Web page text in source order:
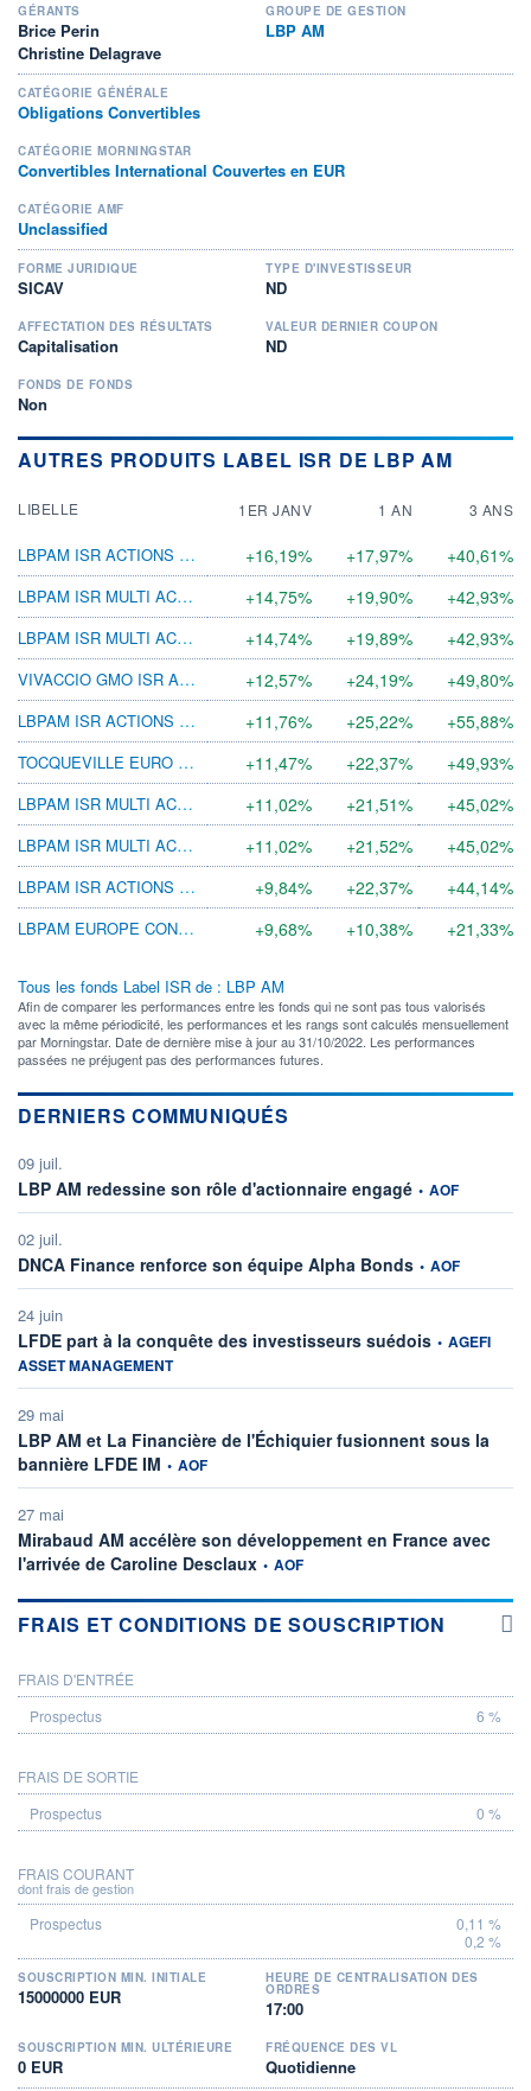
GÉRANTS
Brice Perin
Christine Delagrave
GROUPE DE GESTION
LBP AM
CATÉGORIE GÉNÉRALE
Obligations Convertibles
CATÉGORIE MORNINGSTAR
Convertibles International Couvertes en EUR
CATÉGORIE AMF
Unclassified
FORME JURIDIQUE
SICAV
TYPE D'INVESTISSEUR
ND
AFFECTATION DES RÉSULTATS
Capitalisation
VALEUR DERNIER COUPON
ND
FONDS DE FONDS
Non
AUTRES PRODUITS LABEL ISR DE LBP AM
LIBELLE 1ER JANV 1 AN 3 ANS
LBPAM ISR ACTIONS EURO LARGE CAP R +16,19% +17,97%
+40,61%
LBPAM ISR MULTI ACTIONS MONDE A
+14,75% +19,90%
+42,93%
LBPAM ISR MULTI ACTIONS MONDE R
+14,74% +19,89%
+42,93%
VIVACCIO GMO ISR ACTIONS
+12,57% +24,19%
+49,80%
LBPAM ISR ACTIONS FOCUS EURO E
+11,76% +25,22%
+55,88%
TOCQUEVILLE EURO EQUITY SRI E
+11,47% +22,37%
+49,93%
LBPAM ISR MULTI ACTIONS EURO R
+11,02% +21,51%
+45,02%
LBPAM ISR MULTI ACTIONS EURO A
+11,02% +21,52%
+45,02%
LBPAM ISR ACTIONS EX-EURO MH
+9,84% +22,37%
+44,14%
LBPAM EUROPE CONVERTIBLES SRI E
+9,68% +10,38% +21,33%
Tous les fonds Label ISR de : LBP AM
Afin de comparer les performances entre les fonds qui ne sont pas tous valorisés
avec la même périodicité, les performances et les rangs sont calculés mensuellement
par Morningstar. Date de dernière mise à jour au 31/10/2022. Les performances
passées ne préjugent pas des performances futures.
DERNIERS COMMUNIQUÉS
09 juil.
LBP AM redessine son rôle d'actionnaire engagé information
• AOF
02 juil.
DNCA Finance renforce son équipe Alpha Bonds information
• AOF
24 juin
LFDE part à la conquête des investisseurs suédois information
• AGEFI
ASSET MANAGEMENT
29 mai
LBP AM et La Financière de l'Échiquier fusionnent sous la
bannière LFDE IM information fournie par
• AOF
27 mai
Mirabaud AM accélère son développement en France avec
l'arrivée de Caroline Desclauxinformation fournie par
• AOF
FRAIS ET CONDITIONS DE SOUSCRIPTION
PROSPECTUS
FRAIS D'ENTRÉE
6 %
FRAIS DE SORTIE
0 %
FRAIS COURANT
dont frais de gestion
0,11 %
0,2 %
SOUSCRIPTION MIN. INITIALE
15000000 EUR
HEURE DE CENTRALISATION DES
ORDRES
17:00
SOUSCRIPTION MIN. ULTÉRIEURE
0 EUR
FRÉQUENCE DES VL
Quotidienne